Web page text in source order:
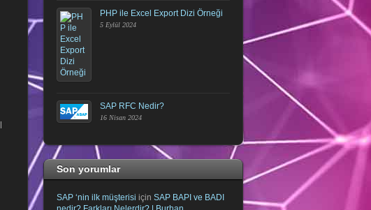
PHP ile Excel Export Dizi Örneği
5 Eylül 2024
SAP RFC Nedir?
16 Nisan 2024
Son yorumlar
SAP ‘nin ilk müşterisi için SAP BAPI ve BADI